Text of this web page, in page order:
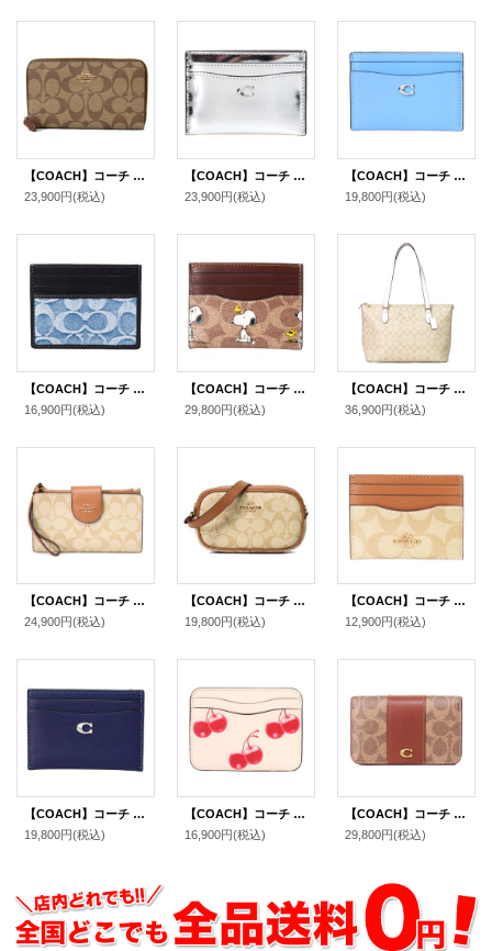
【COACH】コーチ コーティングキャンバス シグネチャー ミディアム ジップ アラウンド ウォレット 財布 カーキ×サドル2（日本未発売）
23,900円(税込)
【COACH】コーチ カードケース レザー メタリック C ロゴ カードケース スリム パスケース 定期入れ 名刺入れ シルバー（日本未発売）
23,900円(税込)
【COACH】コーチ カードケース レザー エッセンシャル C ロゴ カードケース スリム パスケース 定期入れ 名刺入れ ミストブルー（日本未発売）
19,800円(税込)
【COACH】コーチ カードケース デニム レザー シグネチャー スリム カードケース ID パスケース 名刺入れ 定期入れ ライトインディゴ（日本未発売）
16,900円(税込)
【COACH】コーチ スヌーピー カードケース ピーナッツ コラボ コーティングキャンバス レザー シグネチャー プリント スリム ID パスケース 定期入れ 名刺入れ タンマルチ（日本未発売）
29,800円(税込)
【COACH】コーチ コーティングキャンバス レザー シグネチャー ギャラリー ジップ トートバッグ ライトカーキ×チャーク〔日本未発売〕
36,900円(税込)
【COACH】コーチ コーティングキャンバス レザー シグネチャー カラーブロック フォン iPhone スマホ テック ウォレット リストレット 財布 ライトカーキ×ライトサドル〔日本未発売〕
24,900円(税込)
【COACH】コーチ コーティングキャンバス レザー シグネチャー ジェイミー ミニ リストレット 2way ハンドバッグ ライトカーキ×ライトサドル（日本未発売）
19,800円(税込)
【COACH】コーチ カードケース コーティングキャンバス レザー シグネチャー ロゴ スリム ID パスケース 定期入れ 名刺入れ ライトカーキ×ライトサドル（日本未発売）
12,900円(税込)
【COACH】コーチ カードケース ぺブルレザー C ロゴ カードケース スリム パスケース 定期入れ 名刺入れ ダークネイビー（日本未発売）
19,800円(税込)
【COACH】コーチ カードケース Coachtopia さくらんぼ レザー チェリー ロゴ スリム パスケース カードケース 定期入れ 名刺入れ マルチ（日本未発売）
16,900円(税込)
【COACH】コーチ カードケース コーティングキャンバス レザー シグネチャー エッセンシャル スリム カードケース 二つ折り コインケース パスケース 定期入れ 名刺入れ タンキャラメル（日本未発売）
29,800円(税込)